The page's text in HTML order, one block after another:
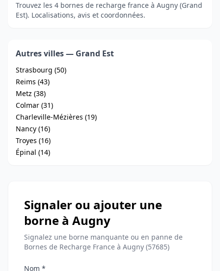
Trouvez les 4 bornes de recharge france à Augny (Grand
Est). Localisations, avis et coordonnées.
Autres villes — Grand Est
Strasbourg (50)
Reims (43)
Metz (38)
Colmar (31)
Charleville-Mézières (19)
Nancy (16)
Troyes (16)
Épinal (14)
Signaler ou ajouter une
borne à Augny
Signalez une borne manquante ou en panne de
Bornes de Recharge France à Augny (57685)
Nom *